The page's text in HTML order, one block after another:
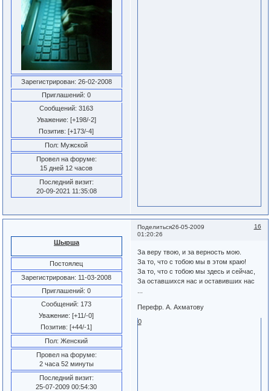
Зарегистрирован: 26-02-2008
Приглашений: 0
Сообщений: 3163
Уважение: [+198/-2]
Позитив: [+173/-4]
Пол: Мужской
Провел на форуме:
15 дней 12 часов
Последний визит:
20-09-2021 11:35:08
Поделиться 16
26-05-2009
01:20:26
Шырша
Постоялец
Зарегистрирован: 11-03-2008
Приглашений: 0
Сообщений: 173
Уважение: [+11/-0]
Позитив: [+44/-1]
Пол: Женский
Провел на форуме:
2 часа 52 минуты
Последний визит:
25-07-2009 00:54:30
За веру твою, и за верность мою.
За то, что с тобою мы в этом краю!
За то, что с тобою мы здесь и сейчас,
За оставшихся нас и оставивших нас
Перефр. А. Ахматову
0